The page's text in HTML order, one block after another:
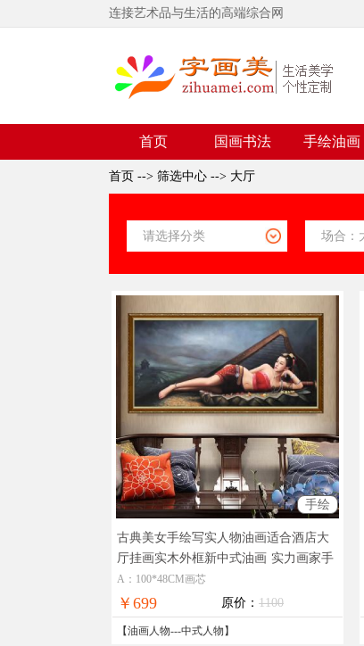
连接艺术品与生活的高端综合网
首页 国画书法 手绘油画
首页 --> 筛选中心 --> 大厅
手绘
古典美女手绘写实人物油画适合酒店大
厅挂画实木外框新中式油画 实力画家手
绘作品新中式油画
A：100*48CM画芯
￥699 原价： 1100
【油画人物---中式人物 】